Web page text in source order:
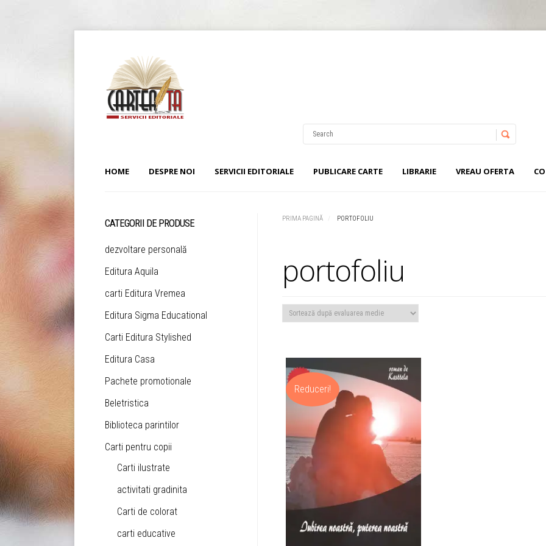
HOME DESPRE NOI SERVICII EDITORIALE PUBLICARE CARTE LIBRARIE VREAU OFERTA
PRIMA PAGINĂ PORTOFOLIU
portofoliu
Reduceri!
CATEGORII DE PRODUSE
dezvoltare personală
Editura Aquila
carti Editura Vremea
Editura Sigma Educational
Carti Editura Stylished
Editura Casa
Pachete promotionale
Beletristica
Biblioteca parintilor
Carti pentru copii
Carti ilustrate
activitati gradinita
Carti de colorat
carti educative
Password
Remember Me